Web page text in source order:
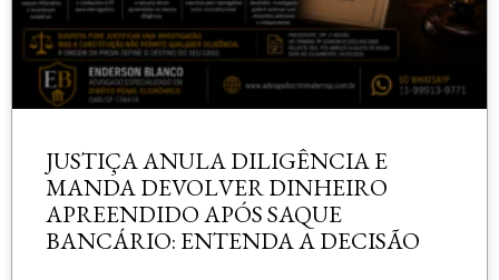
JUSTIÇA ANULA DILIGÊNCIA E
MANDA DEVOLVER DINHEIRO
APREENDIDO APÓS SAQUE
BANCÁRIO: ENTENDA A DECISÃO